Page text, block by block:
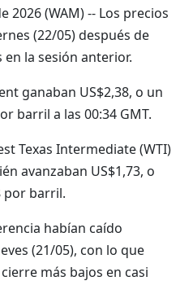
2026 (WAM) -- Los precios
(22/05) después de
la sesión anterior.
ganaban US$2,38, o un
barril a las 00:34 GMT.
Texas Intermediate (WTI)
avanzaban US$1,73, o
por barril.
habían caído
(21/05), con lo que
más bajos en casi